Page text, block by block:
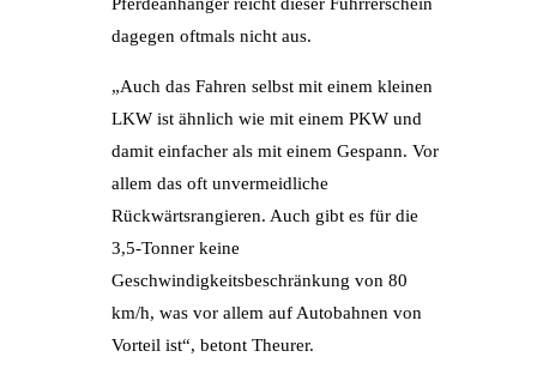
dagegen oftmals nicht aus.
„Auch das Fahren selbst mit einem kleinen
LKW ist ähnlich wie mit einem PKW und
damit einfacher als mit einem Gespann. Vor
allem das oft unvermeidliche
Rückwärtsrangieren. Auch gibt es für die
3,5-Tonner keine
Geschwindigkeitsbeschränkung von 80
km/h, was vor allem auf Autobahnen von
Vorteil ist“, betont Theurer.